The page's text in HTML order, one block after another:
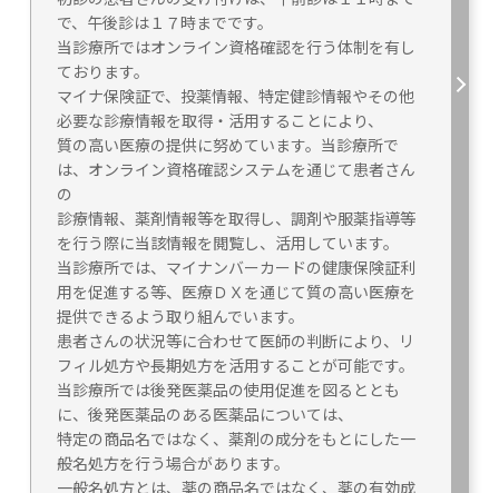
で、午後診は１７時までです。
当診療所ではオンライン資格確認を行う体制を有し
ております。
マイナ保険証で、投薬情報、特定健診情報やその他
必要な診療情報を取得・活用することにより、
質の高い医療の提供に努めています。当診療所で
は、オンライン資格確認システムを通じて患者さん
の
診療情報、薬剤情報等を取得し、調剤や服薬指導等
を行う際に当該情報を閲覧し、活用しています。
当診療所では、マイナンバーカードの健康保険証利
用を促進する等、医療ＤＸを通じて質の高い医療を
提供できるよう取り組んでいます。
患者さんの状況等に合わせて医師の判断により、リ
フィル処方や長期処方を活用することが可能です。
当診療所では後発医薬品の使用促進を図るととも
に、後発医薬品のある医薬品については、
特定の商品名ではなく、薬剤の成分をもとにした一
般名処方を行う場合があります。
一般名処方とは、薬の商品名ではなく、薬の有効成